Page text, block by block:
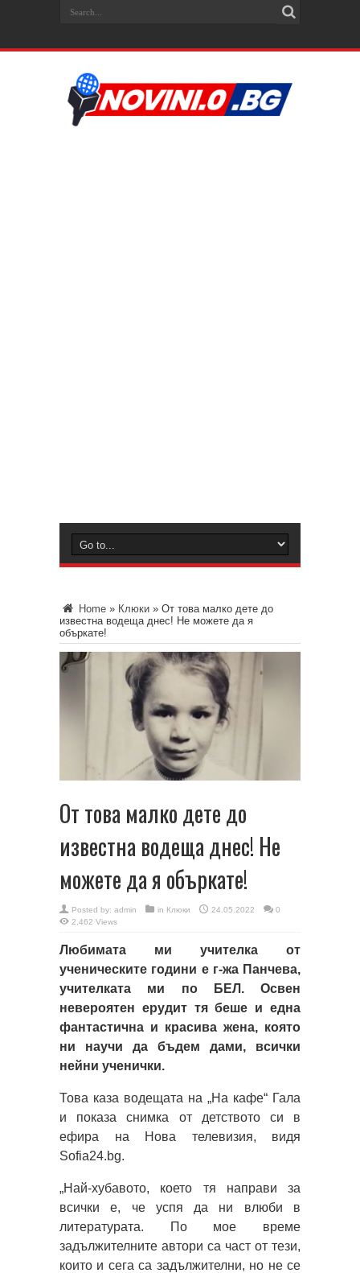
Home » Клюки » От това малко дете до
известна водеща днес! Не можете да я
объркате!
От това малко дете до
известна водеща днес! Не
можете да я объркате!
Posted by: admin in Клюки 24.05.2022
0
2,462 Views
Любимата ми учителка от
ученическите години е г-жа Панчева,
учителката ми по БЕЛ. Освен
невероятен ерудит тя беше и една
фантастична и красива жена, която
ни научи да бъдем дами, всички
нейни ученички.
Това каза водещата на „На кафе“ Гала
и показа снимка от детството си в
ефира на Нова телевизия, видя
Sofia24.bg.
„Най-хубавото, което тя направи за
всички е, че успя да ни влюби в
литературата. По мое време
задължителните автори са част от тези,
които и сега са задължителни, но не се